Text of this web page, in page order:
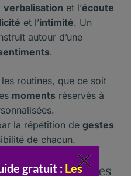
verbalisation et l’écoute
et l’intimité. Un
autour d’une
.
routines, que ce soit
moments réservés à
la répétition de gestes
de chacun.
appliquer les